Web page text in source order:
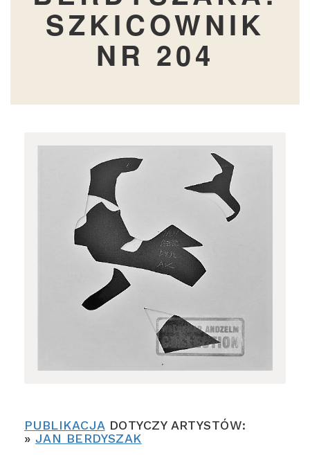
SZKICOWNIK
NR 204
PUBLIKACJA DOTYCZY ARTYSTÓW:
» JAN BERDYSZAK